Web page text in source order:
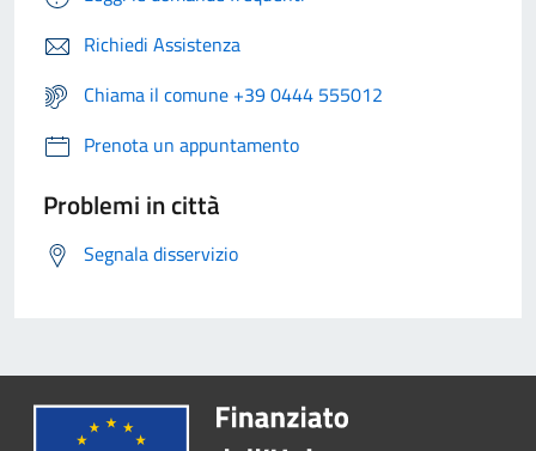
Richiedi Assistenza
Chiama il comune +39 0444 555012
Prenota un appuntamento
Problemi in città
Segnala disservizio